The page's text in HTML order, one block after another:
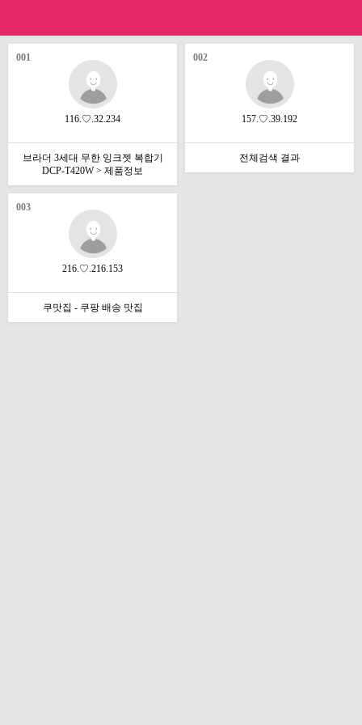
001
116.♡.32.234
브라더 3세대 무한 잉크젯 복합기
DCP-T420W > 제품정보
002
157.♡.39.192
전체검색 결과
003
216.♡.216.153
쿠맛집 - 쿠팡 배송 맛집